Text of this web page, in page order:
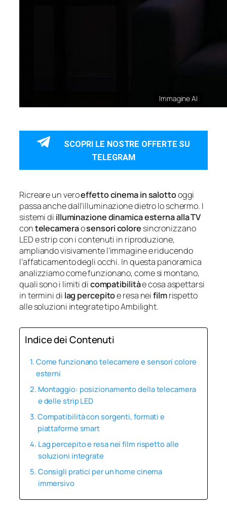
Immagine AI
SCOPRI LE NOSTRE OFFERTE SU
TELEGRAM
Ricreare un veroeffetto cinema in salottooggi
passa anche dall’illuminazione dietro lo schermo. I
sistemi di illuminazione dinamica esterna alla TV
contelecameraosensori colore sincronizzano
LED e strip con i contenuti in riproduzione,
ampliando visivamente l’immagine e riducendo
l’affaticamento degli occhi. In questa panoramica
analizziamo come funzionano, come si montano,
quali sono i limiti dicompatibilitàe cosa aspettarsi
in termini di lag percepitoe resa neifilmrispetto
alle soluzioni integrate tipo Ambilight.
Indice dei Contenuti
Come funzionano telecamere e sensori colore
esterni
Montaggio: posizionamento della telecamera
e delle strip LED
Compatibilità con sorgenti, formati e
piattaforme smart
Lag percepito e resa nei film rispetto alle
soluzioni integrate
Consigli pratici per un home cinema
immersivo